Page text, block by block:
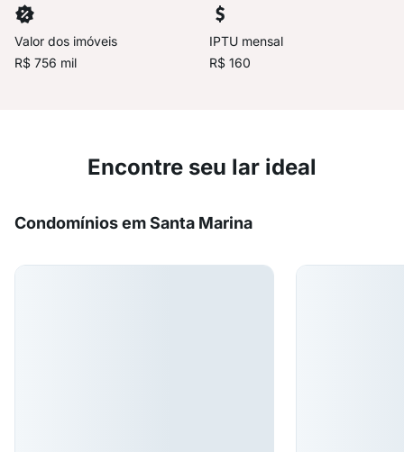
Valor dos imóveis
R$ 756 mil
IPTU mensal
R$ 160
Encontre seu lar ideal
Condomínios em Santa Marina